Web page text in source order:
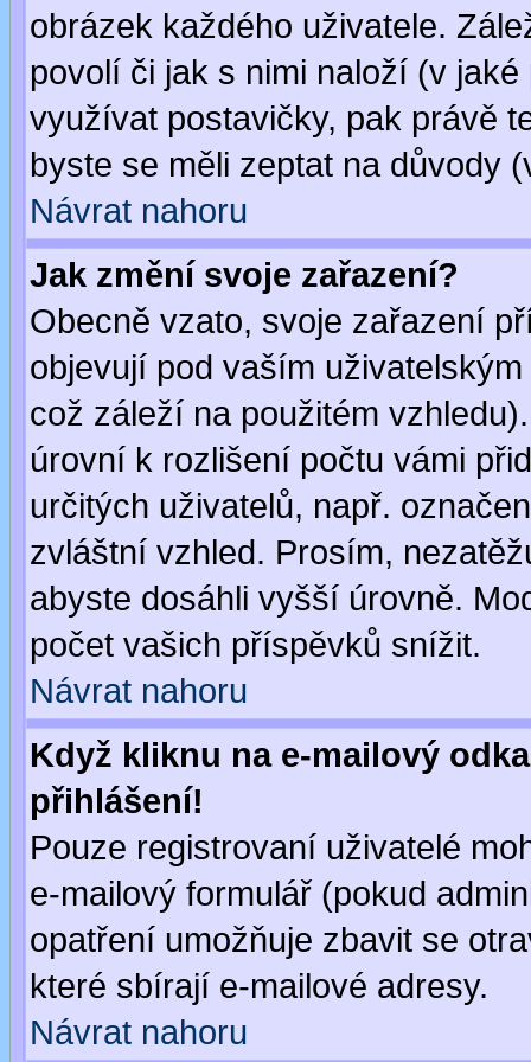
obrázek každého uživatele.
povolí či jak s nimi naloží (v
využívat postavičky, pak právě
byste se měli zeptat na důvody
Návrat nahoru
Jak změní svoje zařazení?
Obecně vzato, svoje zařazení
objevují pod vaším
což záleží na použitém
úrovní k rozlišení počtu vámi
určitých uživatelů, např.
zvláštní vzhled. Prosím,
abyste dosáhli vyšší úrovně.
počet vašich příspěvků snížit.
Návrat nahoru
Když kliknu na e-mailový
přihlášení!
Pouze registrovaní uživatelé
e-mailový formulář (pokud
opatření umožňuje zbavit se
které sbírají e-mailové adresy.
Návrat nahoru